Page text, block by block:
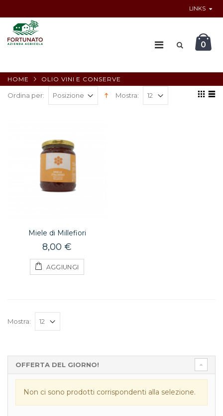
LINKS
0
HOME OLIO VINI E CONSERVE
Ordina per: Mostra:
Miele di Millefiori
8,00 €
AGGIUNGI
Mostra:
OFFERTA DEL GIORNO!
Non ci sono prodotti corrispondenti alla selezione.